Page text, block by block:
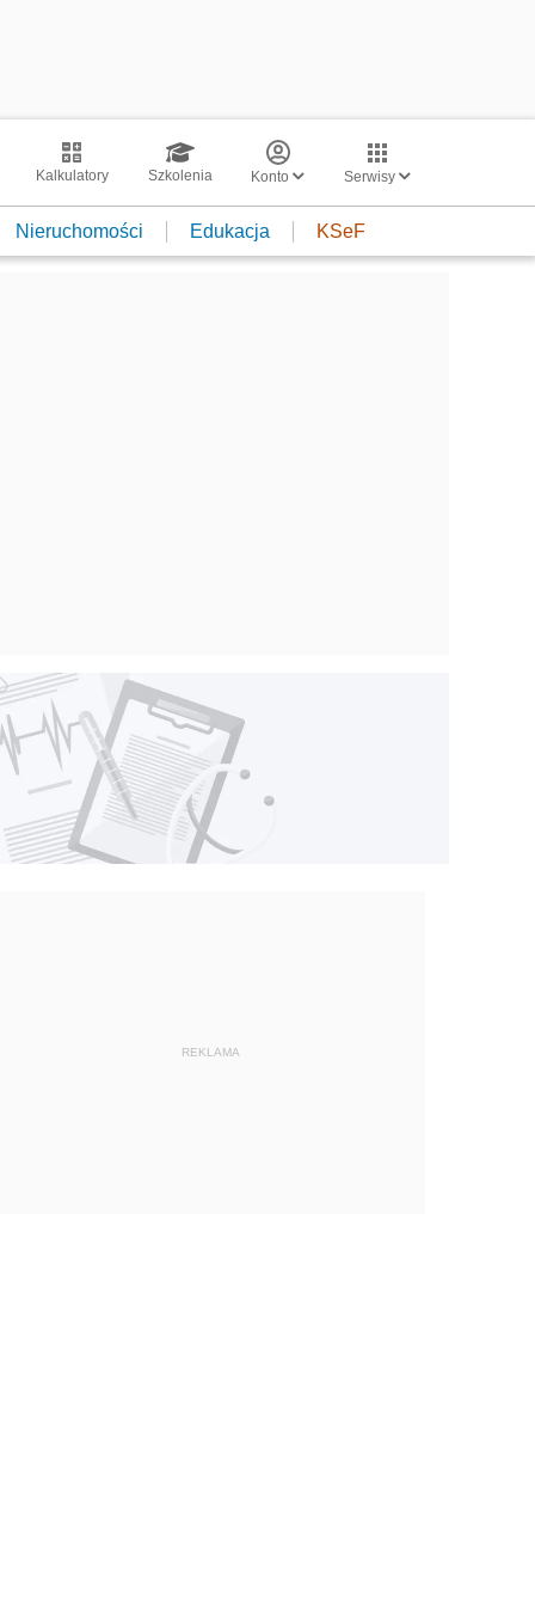
Kalkulatory Szkolenia Konto Serwisy
Nieruchomości Edukacja KSeF
REKLAMA